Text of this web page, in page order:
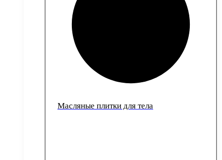
Масляные плитки для тела